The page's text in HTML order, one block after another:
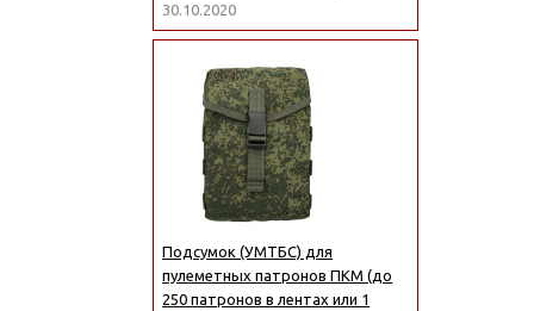
30.10.2020
Подсумок (УМТБС) для
пулеметных патронов ПКМ (до
250 патронов в лентах или 1